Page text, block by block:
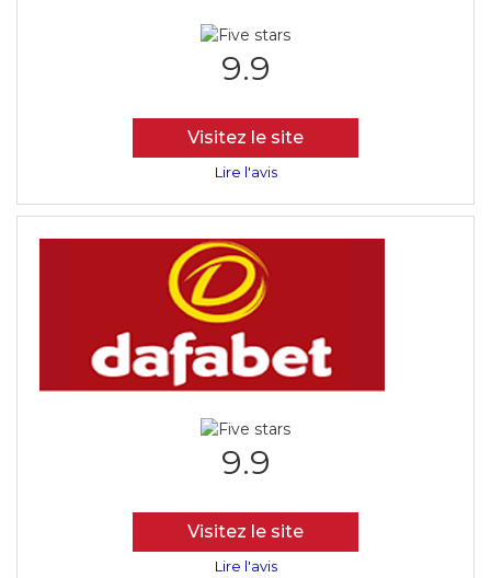
9.9
Visitez le site
Lire l'avis
9.9
Visitez le site
Lire l'avis